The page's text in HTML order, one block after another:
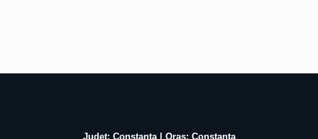
Judet: Constanta | Oras: Constanta